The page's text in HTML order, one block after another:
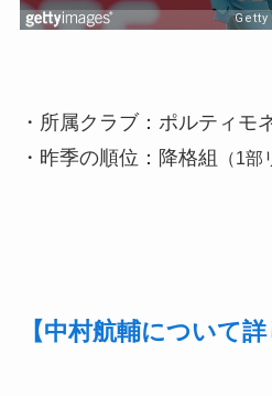
・所属クラブ：ポルティモ
・昨季の順位：降格組
（1部
【中村航輔について詳